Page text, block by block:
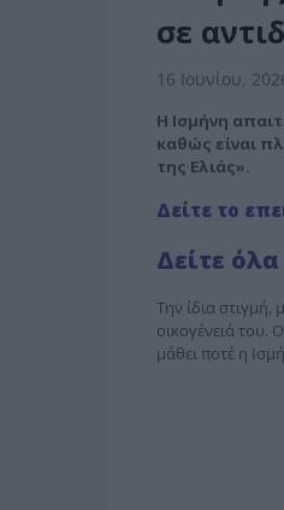
σε
16 Ιουνίου,
Η Ισμήνη
καθώς είναι
της Ελιάς».
Δείτε το
Δείτε
Την ίδια
οικογένειά του.
μάθει ποτέ η